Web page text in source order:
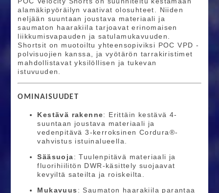
alamäkipyöräilyn vaativat olosuhteet. Niiden
neljään suuntaan joustava materiaali ja
saumaton haarakiila tarjoavat erinomaisen
liikkumisvapauden ja satulamukavuuden.
Shortsit on muotoiltu yhteensopiviksi POC VPD -
polvisuojien kanssa, ja vyötärön tarrakiristimet
mahdollistavat yksilöllisen ja tukevan
istuvuuden. ​
OMINAISUUDET
Kestävä rakenne: Erittäin kestävä 4-
suuntaan joustava materiaali ja
vedenpitävä 3-kerroksinen Cordura®-
vahvistus istuinalueella.​
Sääsuoja: Tuulenpitävä materiaali ja
fluorihiilitön DWR-käsittely suojaavat
kevyiltä sateilta ja roiskeilta.​
Mukavuus : Saumaton haarakiila parantaa